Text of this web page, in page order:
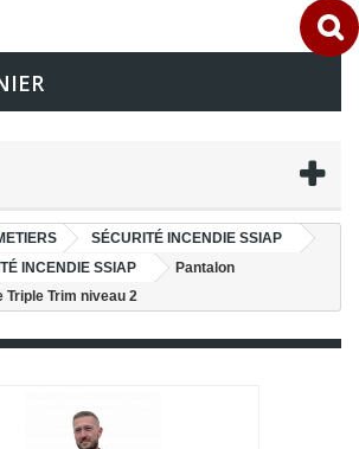
SÉCURITÉ INCENDIE SSIAP
INCENDIE SSIAP
Pantalon
Trim niveau 2